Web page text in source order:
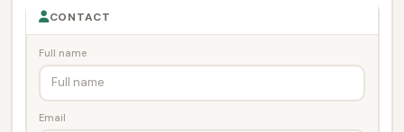
CONTACT
Full name
Email